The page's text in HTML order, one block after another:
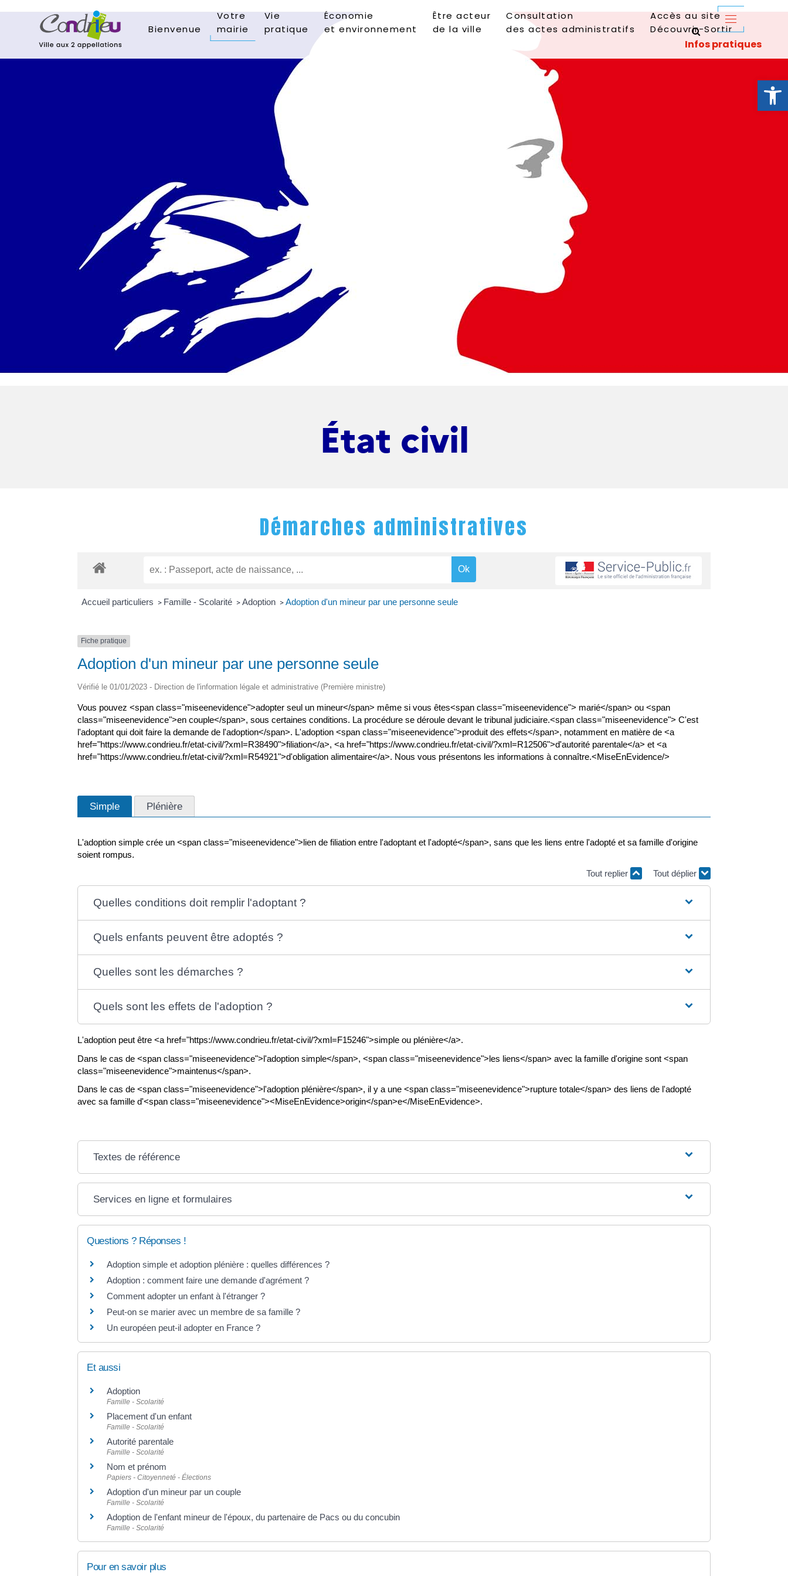
Ouvrir
Bienvenue
Votre
mairie
Vie
pratique
Économie
et environnement
Être acteur
de la ville
Consultation
des actes administratifs
Accès au site
Découvrir-Sortir
État civil
Démarches administratives
Accueil particuliers > Famille - Scolarité > Adoption > Adoption d'un mineur par une personne seule
Fiche pratique
Adoption d'un mineur par une personne seule
Vérifié le 01/01/2023 - Direction de l'information légale et administrative (Première ministre)
Vous pouvez <span class="miseenevidence">adopter seul un mineur</span> même si vous êtes<span class="miseenevidence"> marié</span> ou <span
class="miseenevidence">en couple</span>, sous certaines conditions. La procédure se déroule devant le tribunal judiciaire.<span class="miseenevidence"> C'est
l'adoptant qui doit faire la demande de l'adoption</span>. L'adoption <span class="miseenevidence">produit des effets</span>, notamment en matière de <a
href="https://www.condrieu.fr/etat-civil/?xml=R38490">filiation</a>, <a href="https://www.condrieu.fr/etat-civil/?xml=R12506">d'autorité parentale</a> et <a
href="https://www.condrieu.fr/etat-civil/?xml=R54921">d'obligation alimentaire</a>. Nous vous présentons les informations à connaître.<MiseEnEvidence/>
Simple Plénière
L'adoption simple crée un <span class="miseenevidence">lien de filiation entre l'adoptant et l'adopté</span>, sans que les liens entre l'adopté et sa famille d'origine
soient rompus.
Tout replier
Tout déplier
Quelles conditions doit remplir l'adoptant ?
Quels enfants peuvent être adoptés ?
Quelles sont les démarches ?
Quels sont les effets de l'adoption ?
L'adoption peut être <a href="https://www.condrieu.fr/etat-civil/?xml=F15246">simple ou plénière</a>.
Dans le cas de <span class="miseenevidence">l'adoption simple</span>, <span class="miseenevidence">les liens</span> avec la famille d'origine sont <span
class="miseenevidence">maintenus</span>.
Dans le cas de <span class="miseenevidence">l'adoption plénière</span>, il y a une <span class="miseenevidence">rupture totale</span> des liens de l'adopté
avec sa famille d'<span class="miseenevidence"><MiseEnEvidence>origin</span>e</MiseEnEvidence>.
Textes de référence
Services en ligne et formulaires
Questions ? Réponses !
Adoption simple et adoption plénière : quelles différences ?
Adoption : comment faire une demande d'agrément ?
Comment adopter un enfant à l'étranger ?
Peut-on se marier avec un membre de sa famille ?
Un européen peut-il adopter en France ?
Et aussi
Adoption
Famille - Scolarité
Placement d'un enfant
Famille - Scolarité
Autorité parentale
Famille - Scolarité
Nom et prénom
Papiers - Citoyenneté - Élections
Adoption d'un mineur par un couple
Famille - Scolarité
Adoption de l'enfant mineur de l'époux, du partenaire de Pacs ou du concubin
Famille - Scolarité
Pour en savoir plus